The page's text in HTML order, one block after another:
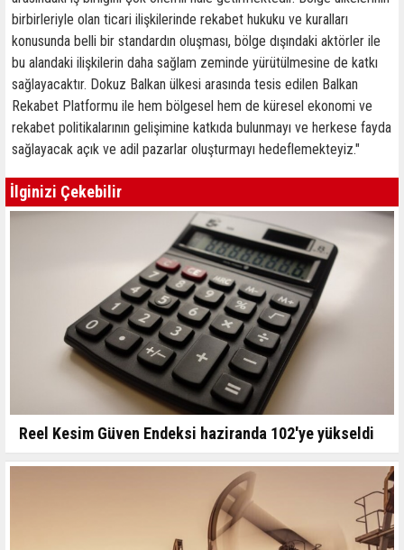
birbirleriyle olan ticari ilişkilerinde rekabet hukuku ve kuralları
konusunda belli bir standardın oluşması, bölge dışındaki aktörler ile
bu alandaki ilişkilerin daha sağlam zeminde yürütülmesine de katkı
sağlayacaktır. Dokuz Balkan ülkesi arasında tesis edilen Balkan
Rekabet Platformu ile hem bölgesel hem de küresel ekonomi ve
rekabet politikalarının gelişimine katkıda bulunmayı ve herkese fayda
sağlayacak açık ve adil pazarlar oluşturmayı hedeflemekteyiz."
İlginizi Çekebilir
Reel Kesim Güven Endeksi haziranda 102'ye yükseldi